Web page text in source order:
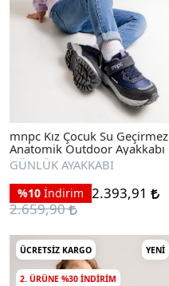
mnpc Kız Çocuk Su Geçirmez
Anatomik Outdoor Ayakkabı
GÜNLÜK AYAKKABI
%10 İndirim 2.393,91
2.659,90
ÜCRETSIZ KARGO YENI
2. ÜRÜNE %30 INDIRIM